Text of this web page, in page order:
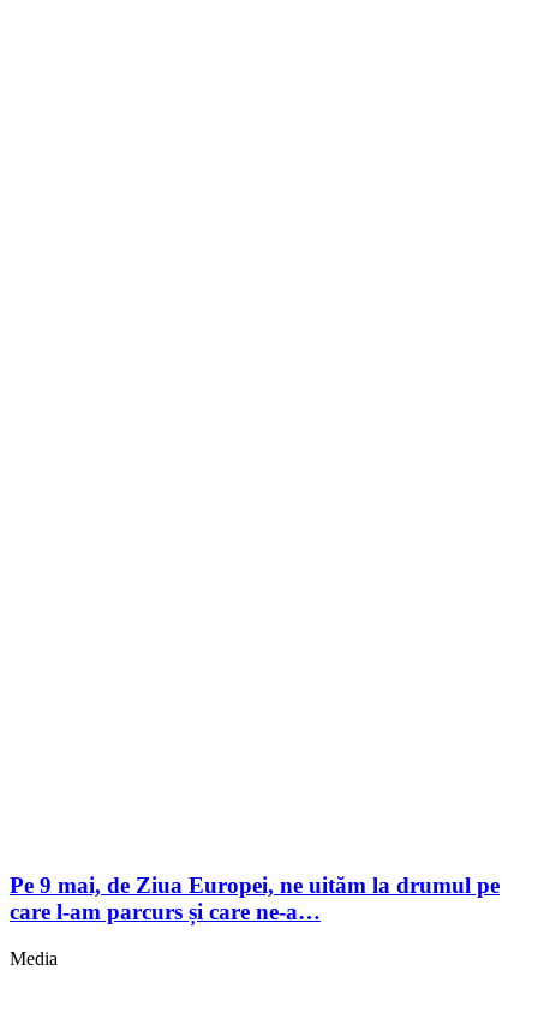
Pe 9 mai, de Ziua Europei, ne uităm la drumul pe
care l-am parcurs și care ne-a…
Media